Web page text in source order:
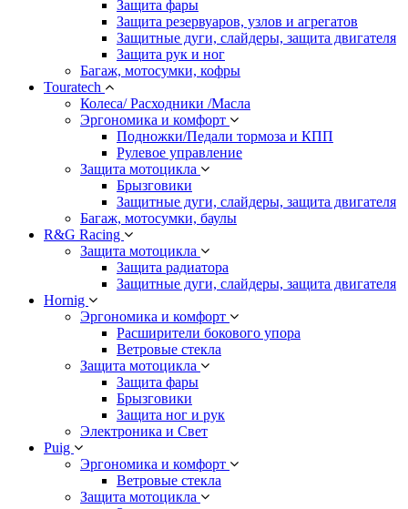
Защита фары
Защита резервуаров, узлов и агрегатов
Защитные дуги, слайдеры, защита двигателя
Защита рук и ног
Багаж, мотосумки, кофры
Touratech
Колеса/ Расходники /Масла
Эргономика и комфорт
Подножки/Педали тормоза и КПП
Рулевое управление
Защита мотоцикла
Брызговики
Защитные дуги, слайдеры, защита двигателя
Багаж, мотосумки, баулы
R&G Racing
Защита мотоцикла
Защита радиатора
Защитные дуги, слайдеры, защита двигателя
Hornig
Эргономика и комфорт
Расширители бокового упора
Ветровые стекла
Защита мотоцикла
Защита фары
Брызговики
Защита ног и рук
Электроника и Свет
Puig
Эргономика и комфорт
Ветровые стекла
Защита мотоцикла